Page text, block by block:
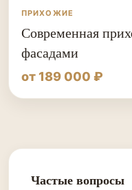
ПРИХОЖИЕ
Современная
фасадами
от 189 000 ₽
Частые вопросы